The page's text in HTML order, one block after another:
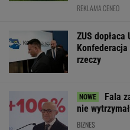
REKLAMA CENEO
ZUS
rzeczy
Fala
nie
BIZNES